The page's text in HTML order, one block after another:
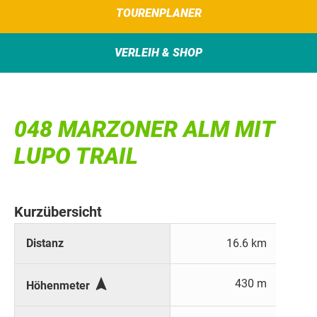
TOURENPLANER
VERLEIH & SHOP
048 MARZONER ALM MIT
LUPO TRAIL
Kurzübersicht
Distanz 16.6 km
Höhenmeter  430 m